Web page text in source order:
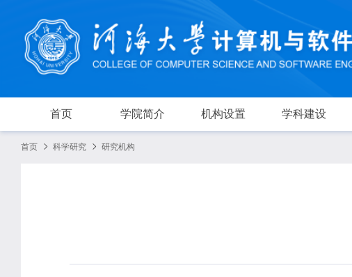
首页 学院简介 机构设置 学科建设
首页 科学研究 研究机构